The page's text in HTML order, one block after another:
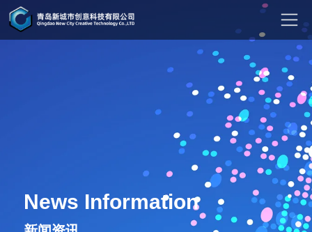
News Information